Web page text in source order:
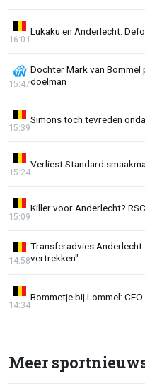
Lukaku en Anderlecht:
16:01
Dochter Mark van Bommel
doelman
15:47
Simons toch tevreden
15:39
Verliest Standard
15:24
Killer voor Anderlecht?
15:09
Transferadvies
vertrekken"
14:58
Bommetje bij Lommel:
14:34
Meer